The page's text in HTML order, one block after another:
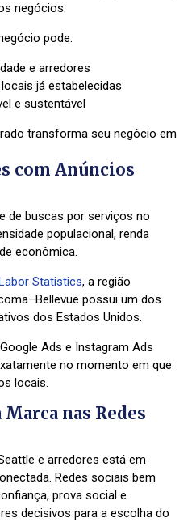
negócios.
pode:
e arredores
já estabelecidas
e sustentável
transforma seu negócio em
com Anúncios
de buscas por serviços no
populacional, renda
econômica.
Statistics, a região
possui um dos
dos Estados Unidos.
Ads e Instagram Ads
no momento em que
locais.
nas Redes
e arredores está em
Redes sociais bem
prova social e
decisivos para a escolha do